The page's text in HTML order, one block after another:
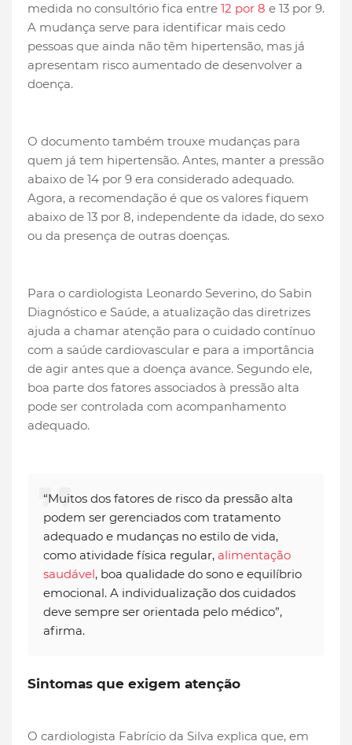
medida no consultório fica entre 12 por 8 e 13 por 9.
A mudança serve para identificar mais cedo
pessoas que ainda não têm hipertensão, mas já
apresentam risco aumentado de desenvolver a
doença.
O documento também trouxe mudanças para
quem já tem hipertensão. Antes, manter a pressão
abaixo de 14 por 9 era considerado adequado.
Agora, a recomendação é que os valores fiquem
abaixo de 13 por 8, independente da idade, do sexo
ou da presença de outras doenças.
Para o cardiologista Leonardo Severino, do Sabin
Diagnóstico e Saúde, a atualização das diretrizes
ajuda a chamar atenção para o cuidado contínuo
com a saúde cardiovascular e para a importância
de agir antes que a doença avance. Segundo ele,
boa parte dos fatores associados à pressão alta
pode ser controlada com acompanhamento
adequado.
“Muitos dos fatores de risco da pressão alta
podem ser gerenciados com tratamento
adequado e mudanças no estilo de vida,
como atividade física regular, alimentação
saudável, boa qualidade do sono e equilíbrio
emocional. A individualização dos cuidados
deve sempre ser orientada pelo médico”,
afirma.
Sintomas que exigem atenção
O cardiologista Fabrício da Silva explica que, em